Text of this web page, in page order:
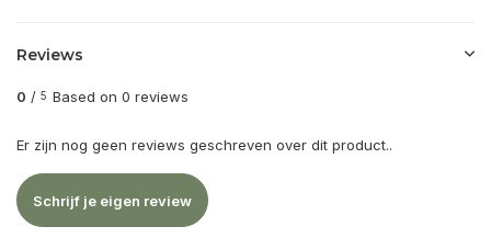
Reviews
0 / 5 Based on 0 reviews
Er zijn nog geen reviews geschreven over dit product..
Schrijf je eigen review